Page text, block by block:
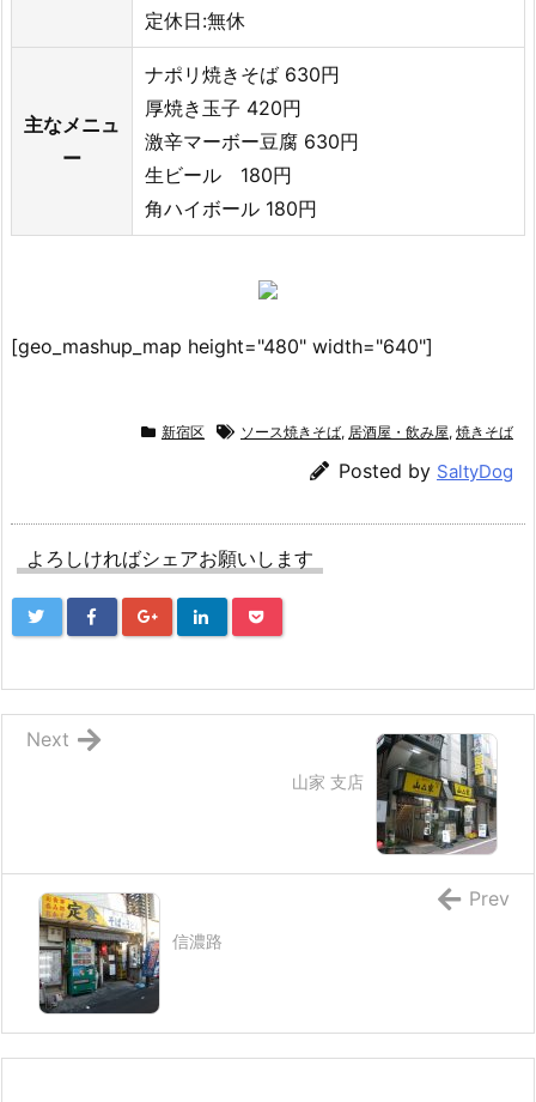
定休日:無休
主なメニュ
ー
ナポリ焼きそば 630円
厚焼き玉子 420円
激辛マーボー豆腐 630円
生ビール 180円
角ハイボール 180円
[geo_mashup_map height="480" width="640"]
新宿区 ソース焼きそば, 居酒屋・飲み屋, 焼きそば
Posted by SaltyDog
よろしければシェアお願いします
山家 支店
Next
信濃路
Prev